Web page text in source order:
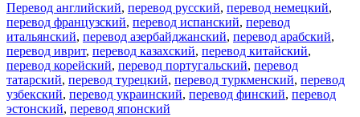
Перевод английский, перевод русский, перевод немецкий,
перевод французский, перевод испанский, перевод
итальянский, перевод азербайджанский, перевод арабский,
перевод иврит, перевод казахский, перевод китайский,
перевод корейский, перевод португальский, перевод
татарский, перевод турецкий, перевод туркменский, перевод
узбекский, перевод украинский, перевод финский, перевод
эстонский, перевод японский